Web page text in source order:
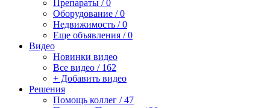
Препараты / 0
Оборудование / 0
Недвижимость / 0
Еще объявления / 0
Видео
Новинки видео
Все видео / 162
+ Добавить видео
Решения
Помощь коллег / 47